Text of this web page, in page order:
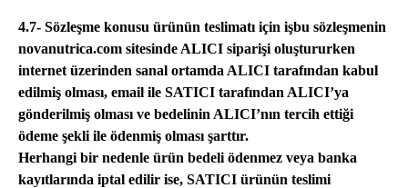
4.7- Sözleşme konusu ürünün teslimatı için işbu sözleşmenin
novanutrica.com sitesinde ALICI siparişi oluştururken
internet üzerinden sanal ortamda ALICI tarafından kabul
edilmiş olması, email ile SATICI tarafından ALICI’ya
gönderilmiş olması ve bedelinin ALICI’nın tercih ettiği
ödeme şekli ile ödenmiş olması şarttır.
Herhangi bir nedenle ürün bedeli ödenmez veya banka
kayıtlarında iptal edilir ise, SATICI ürünün teslimi